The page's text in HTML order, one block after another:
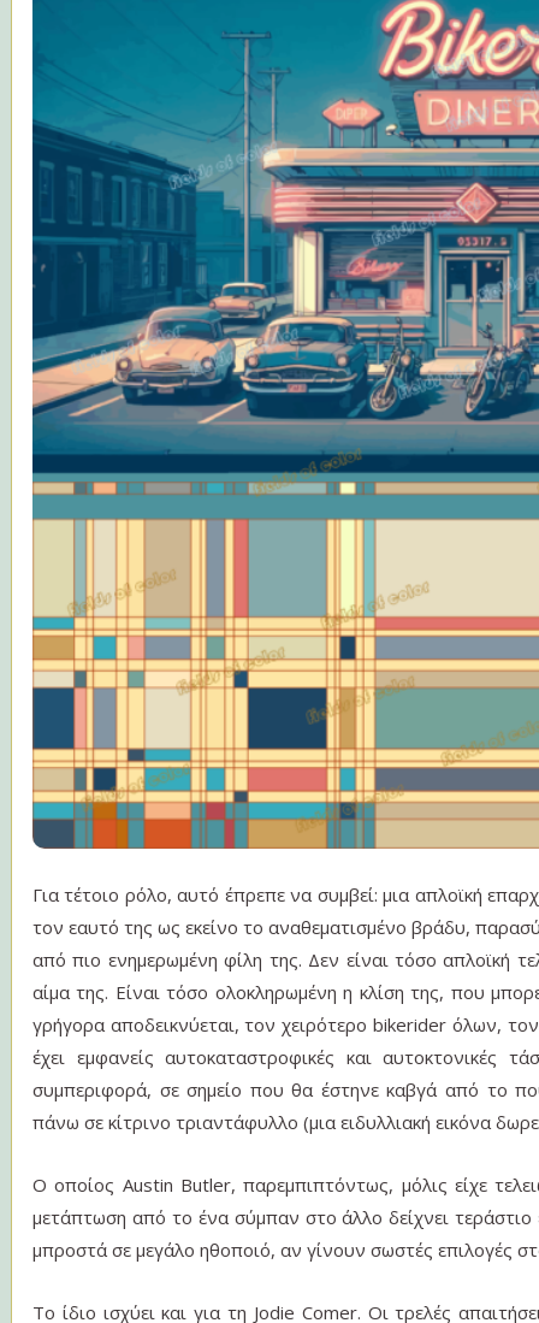
Για τέτοιο ρόλο, αυτό έπρεπε να συμβεί: μια απλοϊκή
τον εαυτό της ως εκείνο το αναθεματισμένο βράδυ,
από πιο ενημερωμένη φίλη της. Δεν είναι τόσο απλοϊκή
αίμα της. Είναι τόσο ολοκληρωμένη η κλίση της, που
γρήγορα αποδεικνύεται, τον χειρότερο bikerider όλων,
έχει εμφανείς αυτοκαταστροφικές και αυτοκτονικές
συμπεριφορά, σε σημείο που θα έστηνε καβγά από το
πάνω σε κίτρινο τριαντάφυλλο (μια ειδυλλιακή εικόνα
Ο οποίος Austin Butler, παρεμπιπτόντως, μόλις είχε
μετάπτωση από το ένα σύμπαν στο άλλο δείχνει τεράστιο
μπροστά σε μεγάλο ηθοποιό, αν γίνουν σωστές επιλογές
Το ίδιο ισχύει και για τη Jodie Comer. Οι τρελές